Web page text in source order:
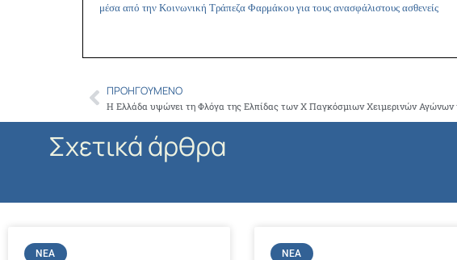
μέσα από την Κοινωνική Τράπεζα Φαρμάκου για τους ανασφάλιστους ασθενείς
Prev
ΠΡΟΗΓΟΎΜΕΝΟ
Σχετικά άρθρα
ΝΈΑ ΝΈΑ